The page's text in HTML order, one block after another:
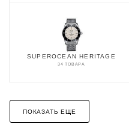
SUPEROCEAN HERITAGE
34 ТОВАРА
ПОКАЗАТЬ ЕЩЕ